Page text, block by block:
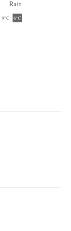
9°C 6°C